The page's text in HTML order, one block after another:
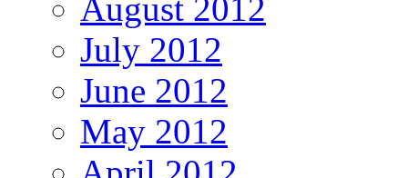
August 2012
July 2012
June 2012
May 2012